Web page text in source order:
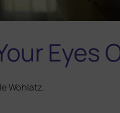
Eyes
Wohlatz.